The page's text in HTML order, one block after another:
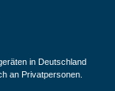
in Deutschland
an Privatpersonen.